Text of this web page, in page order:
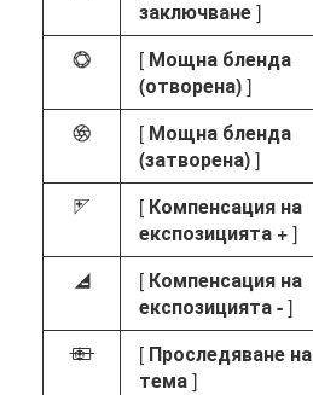
заключване]
t [ Мощна бленда
(отворена)]
q [ Мощна бленда
(затворена)]
i [ Компенсация на
експозицията +]
h [ Компенсация на
експозицията -]
n [ Проследяване на
тема]